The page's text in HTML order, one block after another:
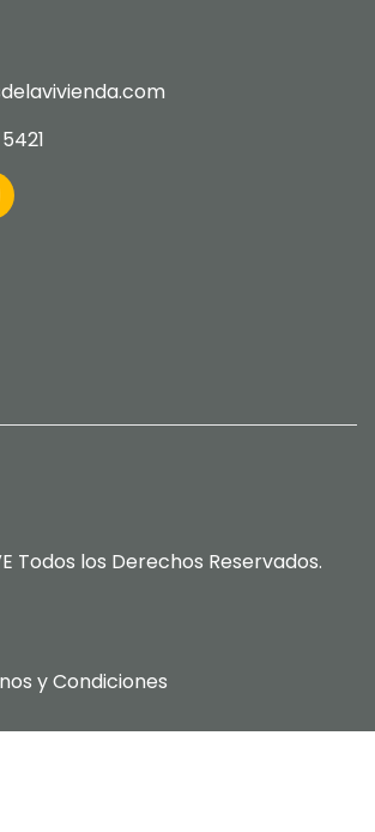
Todos los Derechos Reservados.
y Condiciones